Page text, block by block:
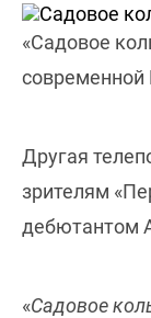
«Садовое
Другая
зрителям
дебютантом
«Садовое